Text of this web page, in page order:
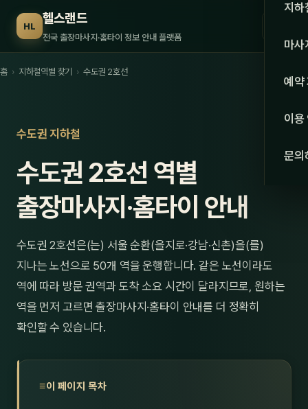
HL 헬스랜드
전국 출장마사지·홈타이 정보 안내 플랫폼 서울
강원·
강원
지하
마사
관리
스
예약
이용
문의
홈 › 지하철역별 찾기 › 수도권 2호선
수도권 지하철
수도권 2호선 역별
출장마사지·홈타이 안내
수도권 2호선은(는) 서울 순환(을지로·강남·신촌)을(를)
지나는 노선으로 50개 역을 운행합니다. 같은 노선이라도
역에 따라 방문 권역과 도착 소요 시간이 달라지므로, 원하는
역을 먼저 고르면 출장마사지·홈타이 안내를 더 정확히
확인할 수 있습니다.
이 페이지 목차